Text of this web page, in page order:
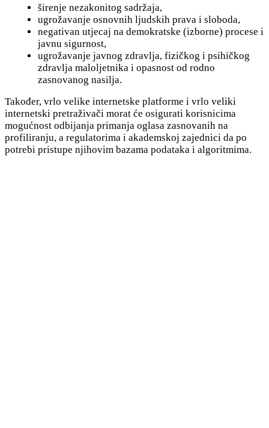
širenje nezakonitog sadržaja,
ugrožavanje osnovnih ljudskih prava i sloboda,
negativan utjecaj na demokratske (izborne) procese i
javnu sigurnost,
ugrožavanje javnog zdravlja, fizičkog i psihičkog
zdravlja maloljetnika i opasnost od rodno
zasnovanog nasilja.
Također, vrlo velike internetske platforme i vrlo veliki
internetski pretraživači morat će osigurati korisnicima
mogućnost odbijanja primanja oglasa zasnovanih na
profiliranju, a regulatorima i akademskoj zajednici da po
potrebi pristupe njihovim bazama podataka i algoritmima.